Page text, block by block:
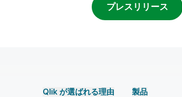
プレスリリース
Qlik が選ばれる理由 製品